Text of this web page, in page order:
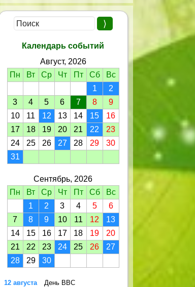
Календарь событий
Август, 2026
Пн
Вт Ср Чт Пт Сб
Вс
1
2
3
4 5 6 7 8
9
10
11 12 13 14 15
16
17
18 19 20 21 22
23
24
25 26 27 28 29
30
31
Сентябрь, 2026
Пн
Вт Ср Чт Пт Сб
Вс
1
2 3 4 5
6
7
8 9 10 11 12
13
14
15 16 17 18 19
20
21
22 23 24 25 26
27
28
29 30
12 августа
День ВВС